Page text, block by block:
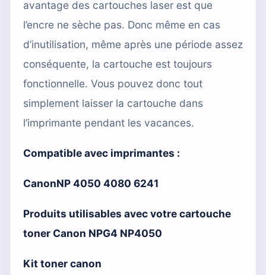
avantage des cartouches laser est que
l’encre ne sèche pas. Donc même en cas
d’inutilisation, même après une période assez
conséquente, la cartouche est toujours
fonctionnelle. Vous pouvez donc tout
simplement laisser la cartouche dans
l’imprimante pendant les vacances.
Compatible avec imprimantes :
CanonNP 4050 4080 6241
Produits utilisables avec votre cartouche
toner Canon NPG4 NP4050
Kit toner canon